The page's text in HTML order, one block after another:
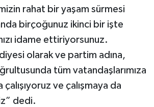
rahat bir yaşam sürmesi
birçoğunuz ikinci bir işte
idame ettiriyorsunuz.
olarak ve partim adına,
tüm vatandaşlarımıza
çalışıyoruz ve çalışmaya da
dedi.